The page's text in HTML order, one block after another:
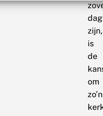
zijn,
is
de
om
zo’n